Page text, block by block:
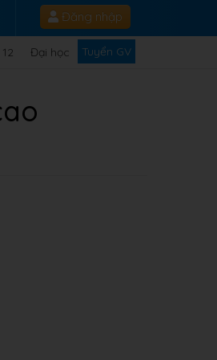
Đăng nhập
Đại học Tuyển GV